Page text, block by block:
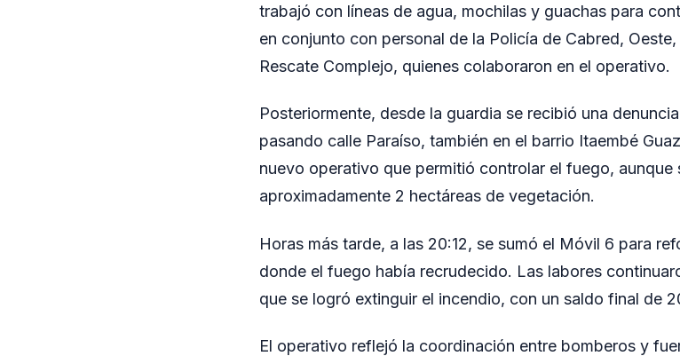
trabajó con líneas de agua, mochilas y guachas para
en conjunto con personal de la Policía de Cabred,
Rescate Complejo, quienes colaboraron en el operativo.
Posteriormente, desde la guardia se recibió una
pasando calle Paraíso, también en el barrio Itaembé
nuevo operativo que permitió controlar el fuego, aunque
aproximadamente 2 hectáreas de vegetación.
Horas más tarde, a las 20:12, se sumó el Móvil 6 para
donde el fuego había recrudecido. Las labores
que se logró extinguir el incendio, con un saldo final de
El operativo reflejó la coordinación entre bomberos y